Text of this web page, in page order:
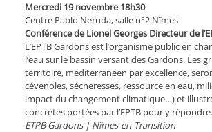
Mercredi 19 novembre 18h30
Centre Pablo Neruda, salle n°2 Nîmes
Conférence de Lionel Georges Directeur de
L’EPTB Gardons est l’organisme public en
l’eau sur le bassin versant des Gardons. Les
territoire, méditerranéen par excellence,
cévenoles, séche­resses, ressource en eau,
impact du changement climatique…) et
concrètes portées par l’EPTB pour y répondre.
ETPB Gardons | Nîmes-en-Transition